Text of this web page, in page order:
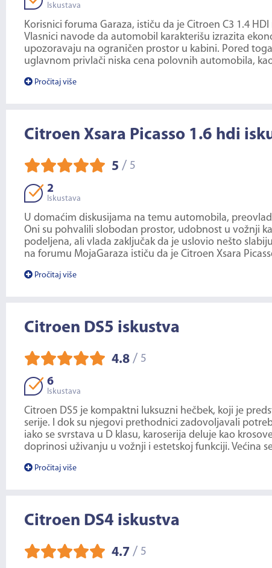
Iskustava
Korisnici foruma Garaza, ističu da je Citroen C3 1.4
Vlasnici navode da automobil karakterišu izrazita
upozoravaju na ograničen prostor u kabini. Pored
uglavnom privlači niska cena polovnih automobila,
Pročitaj više
Citroen Xsara Picasso 1.6 hdi
5 / 5
2
Iskustava
U domaćim diskusijama na temu automobila,
Oni su pohvalili slobodan prostor, udobnost u vožnji
podeljena, ali vlada zaključak da je uslovio nešto
na forumu MojaGaraza ističu da je Citroen Xsara
Pročitaj više
Citroen DS5 iskustva
4.8 / 5
6
Iskustava
Citroen DS5 je kompaktni luksuzni hečbek, koji je
serije. I dok su njegovi prethodnici zadovoljavali
iako se svrstava u D klasu, karoserija deluje kao
doprinosi uživanju u vožnji i estetskoj funkciji. Većina
Pročitaj više
Citroen DS4 iskustva
4.7 / 5